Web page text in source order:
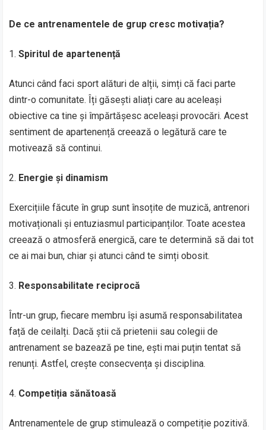
De ce antrenamentele de grup cresc motivația?
Spiritul de apartenență
Atunci când faci sport alături de alții, simți că faci parte
dintr-o comunitate. Îți găsești aliați care au aceleași
obiective ca tine și împărtășesc aceleași provocări. Acest
sentiment de apartenență creează o legătură care te
motivează să continui.
Energie și dinamism
Exercițiile făcute în grup sunt însoțite de muzică, antrenori
motivaționali și entuziasmul participanților. Toate acestea
creează o atmosferă energică, care te determină să dai tot
ce ai mai bun, chiar și atunci când te simți obosit.
Responsabilitate reciprocă
Într-un grup, fiecare membru își asumă responsabilitatea
față de ceilalți. Dacă știi că prietenii sau colegii de
antrenament se bazează pe tine, ești mai puțin tentat să
renunți. Astfel, crește consecvența și disciplina.
Competiția sănătoasă
Antrenamentele de grup stimulează o competiție pozitivă.